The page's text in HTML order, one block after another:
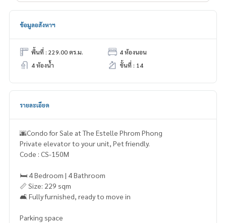
ข้อมูลอสังหาฯ
พื้นที่ : 229.00 ตร.ม.
4 ห้องนอน
4 ห้องน้ำ
ชั้นที่ : 14
รายละเอียด
🌆Condo for Sale at The Estelle Phrom Phong
Private elevator to your unit, Pet friendly.
Code : CS-150M
🛏️ 4 Bedroom | 4 Bathroom
📏 Size: 229 sqm
🛋️ Fully furnished, ready to move in
Parking space